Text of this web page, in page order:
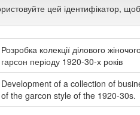
цей ідентифікатор,
Розробка колекції ділового
гарсон періоду 1920-30-х років
Development of a collection of
of the garcon style of the 1920-30s.